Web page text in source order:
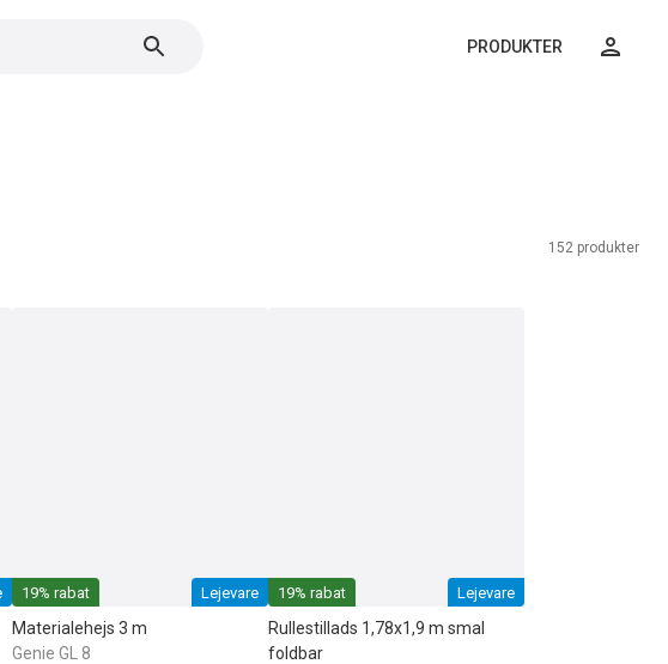
PRODUKTER
152 produkter
19% rabat Lejevare
Materialehejs 3 m
Genie GL 8
19% rabat Lejevare
Rullestillads 1,78x1,9 m smal
foldbar